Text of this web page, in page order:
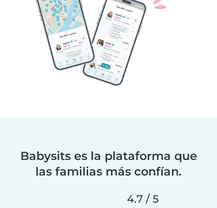
Babysits es la plataforma que
las familias más confían.
4.7 / 5